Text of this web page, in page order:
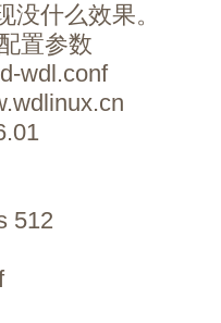
没什么效果。
置参数
wdl.conf
512